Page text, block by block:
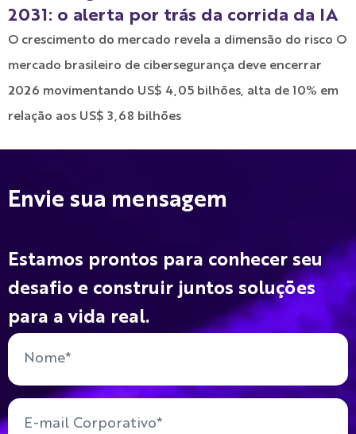
2031: o alerta por trás da corrida da IA
O crescimento do mercado revela a dimensão do risco O
mercado brasileiro de cibersegurança deve encerrar
2026 movimentando US$ 4,05 bilhões, alta de 10% em
relação aos US$ 3,68 bilhões
Envie sua mensagem
Estamos prontos para conhecer seu
desafio e construir juntos soluções
para a vida real.